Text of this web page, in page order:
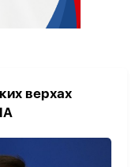
верхах